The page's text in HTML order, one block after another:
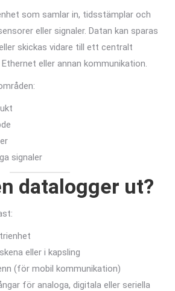
som samlar in, tidsstämplar och
eller signaler. Datan kan sparas
skickas vidare till ett centralt
eller annan kommunikation.
signaler
datalogger ut?
eller i kapsling
(för mobil kommunikation)
för analoga, digitala eller seriella